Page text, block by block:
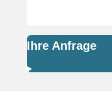
Ihre Anfrage